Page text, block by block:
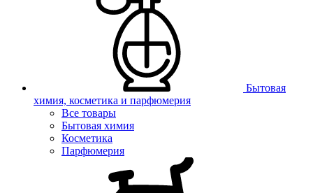
Бытовая
химия, косметика и парфюмерия
Все товары
Бытовая химия
Косметика
Парфюмерия